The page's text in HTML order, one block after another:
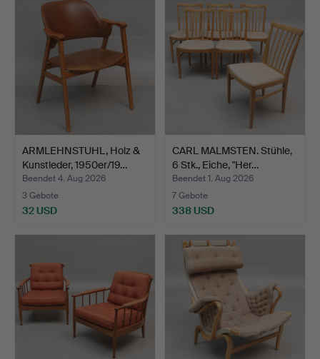
ARMLEHNSTUHL, Holz &
Kunstleder, 1950er/19…
Beendet 4. Aug 2026
3 Gebote
32 USD
CARL MALMSTEN. Stühle,
6 Stk., Eiche, "Her…
Beendet 1. Aug 2026
7 Gebote
338 USD